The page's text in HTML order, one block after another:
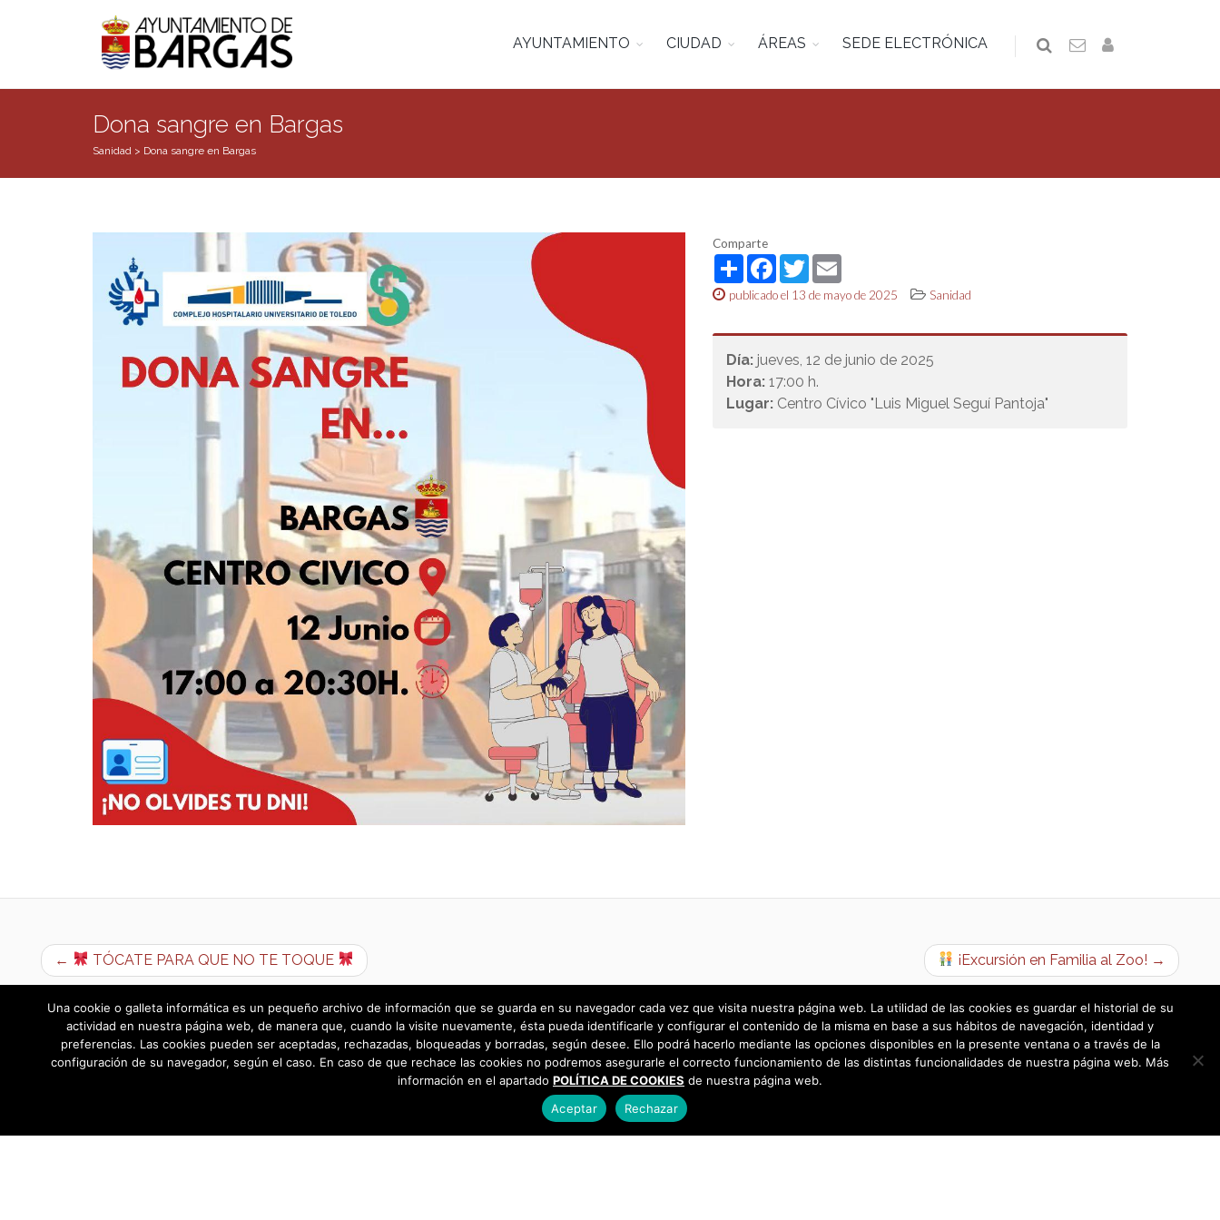
AYUNTAMIENTO CIUDAD ÁREAS SEDE ELECTRÓNICA
Dona sangre en Bargas
Sanidad > Dona sangre en Bargas
Comparte
ShareFacebook
TwitterEmail
publicado el 13 de mayo de 2025 Sanidad
Día: jueves, 12 de junio de 2025
Hora: 17:00 h.
Lugar: Centro Cívico "Luis Miguel Seguí Pantoja"
← TÓCATE PARA QUE NO TE TOQUE ¡Excursión en Familia al Zoo! →
Una cookie o galleta informática es un pequeño archivo de información que se guarda en su navegador cada vez que visita nuestra página web. La utilidad de las cookies es guardar el historial de su
actividad en nuestra página web, de manera que, cuando la visite nuevamente, ésta pueda identificarle y configurar el contenido de la misma en base a sus hábitos de navegación, identidad y
preferencias. Las cookies pueden ser aceptadas, rechazadas, bloqueadas y borradas, según desee. Ello podrá hacerlo mediante las opciones disponibles en la presente ventana o a través de la
configuración de su navegador, según el caso. En caso de que rechace las cookies no podremos asegurarle el correcto funcionamiento de las distintas funcionalidades de nuestra página web. Más
información en el apartado POLÍTICA DE COOKIES de nuestra página web.
Aceptar
Rechazar